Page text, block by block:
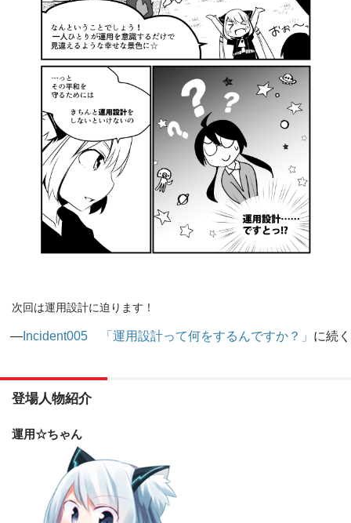
次回は運用設計に迫ります！
— Incident005 「運用設計って何をするんですか？」 に続く
登場人物紹介
運用☆ちゃん